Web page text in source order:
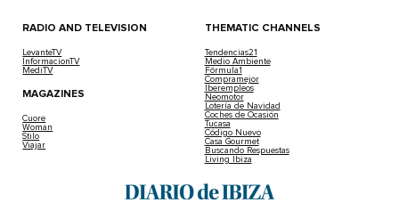
RADIO AND TELEVISION
LevanteTV
InformacionTV
MediTV
MAGAZINES
Cuore
Woman
Stilo
Viajar
THEMATIC CHANNELS
Tendencias21
Medio Ambiente
Fórmula1
Compramejor
Iberempleos
Neomotor
Lotería de Navidad
Coches de Ocasión
Tucasa
Código Nuevo
Casa Gourmet
Buscando Respuestas
Living Ibiza